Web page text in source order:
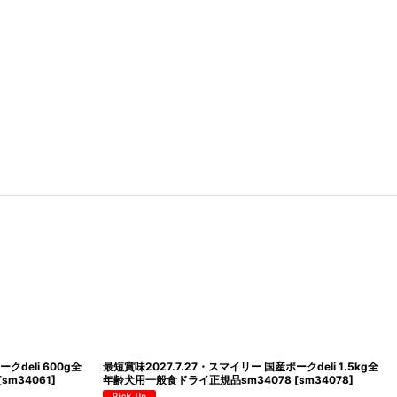
クdeli 600g全
sm34061]
最短賞味2027.7.27・スマイリー 国産ポークdeli 1.5kg全
年齢犬用一般食ドライ正規品sm34078 [sm34078]